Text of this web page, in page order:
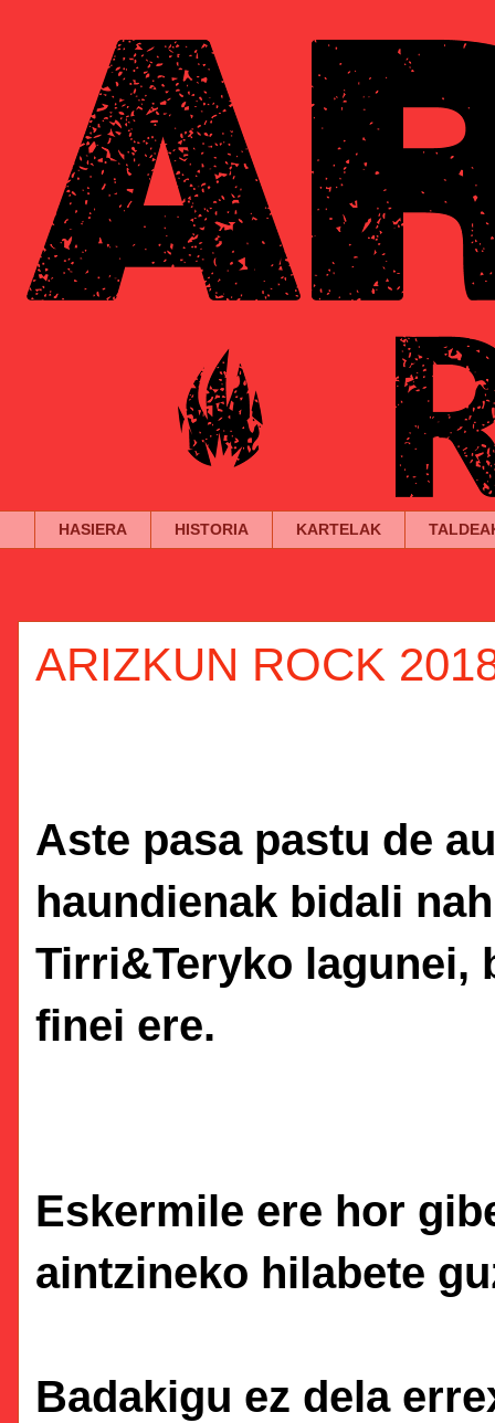
HASIERA HISTORIA KARTELAK
ARIZKUN ROCK
Aste pasa pastu de
haundienak bidali
Tirri&Teryko lagunei,
finei ere.
Eskermile ere hor
aintzineko hilabete
Badakigu ez dela